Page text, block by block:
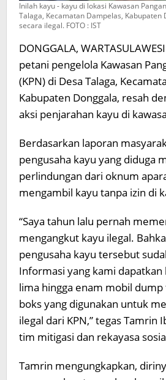
Inilah kayu - kayu di lokasi Kawasan
Talaga, Kecamatan Dampelas, Kabupaten
secara ilegal. FOTO : IST
DONGGALA,
petani pengelola Kawasan
(KPN) di Desa Talaga,
Kabupaten Donggala, resah
aksi penjarahan kayu di
Berdasarkan laporan
pengusaha kayu yang diduga
perlindungan dari oknum
mengambil kayu tanpa izin di
“Saya tahun lalu pernah
mengangkut kayu ilegal.
pengusaha kayu tersebut
Informasi yang kami dapatkan
lima hingga enam mobil
boks yang digunakan untuk
ilegal dari KPN,” tegas Tamrin
tim mitigasi dan rekayasa
Tamrin mengungkapkan,